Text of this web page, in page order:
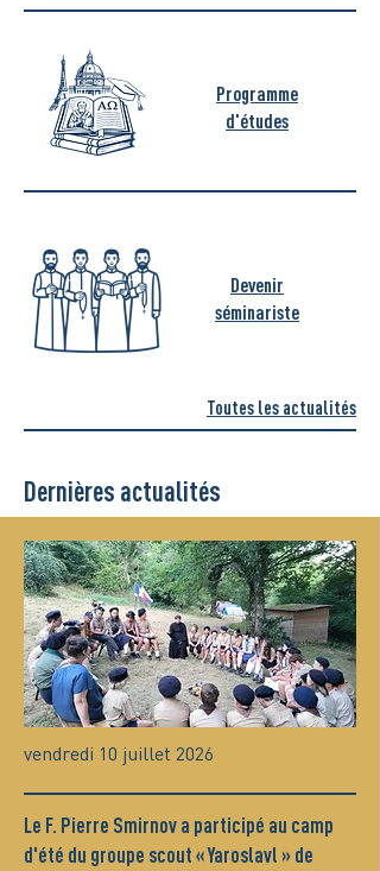
Programme
d'études
Devenir
séminariste
Toutes les actualités
Dernières actualités
vendredi 10 juillet 2026
Le F. Pierre Smirnov a participé au camp
d'été du groupe scout « Yaroslavl » de